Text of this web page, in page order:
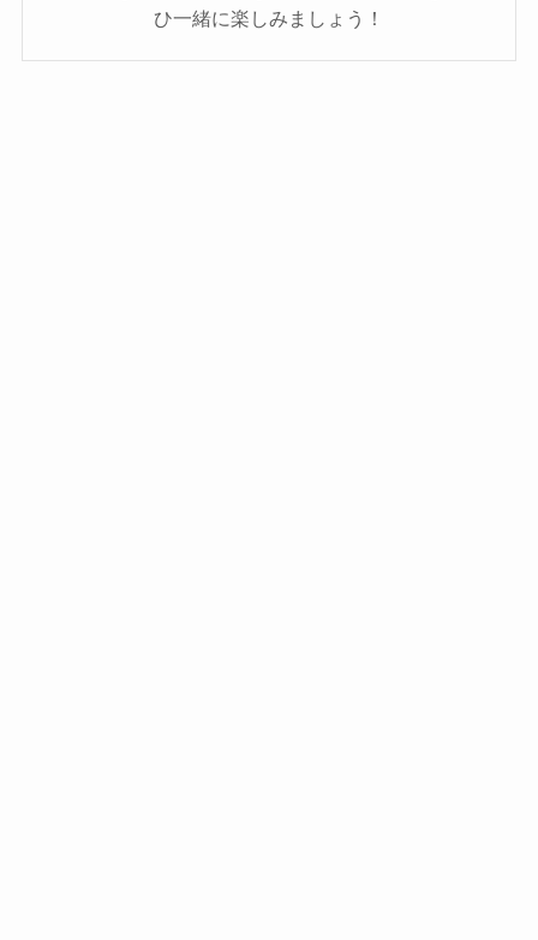
ひ一緒に楽しみましょう！